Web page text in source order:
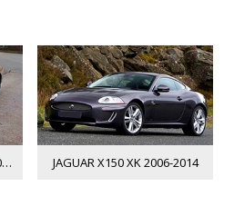
JAGUAR X100 (XK8) 1996-2002 JAGUAR X150 XK 2006-2014